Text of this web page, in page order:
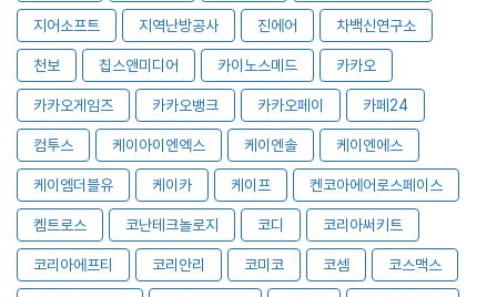
지어소프트 지역난방공사 진에어 차백신연구소
천보 칩스앤미디어 카이노스메드 카카오
카카오게임즈 카카오뱅크 카카오페이 카페24
컴투스 케이아이엔엑스 케이엔솔 케이엔에스
케이엠더블유 케이카 케이프 켄코아에어로스페이스
켐트로스 코난테크놀로지 코디 코리아써키트
코리아에프티 코리안리 코미코 코셈 코스맥스